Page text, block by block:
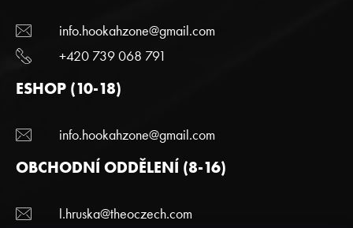
info.hookahzone@gmail.com
+420 739 068 791
ESHOP (10-18)
info.hookahzone@gmail.com
OBCHODNÍ ODDĚLENÍ (8-16)
l.hruska@theoczech.com